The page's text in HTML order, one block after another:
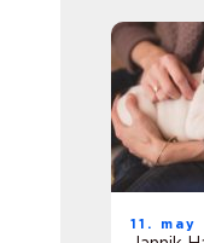
11. may